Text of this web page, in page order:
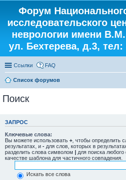
Форум
исследовательского
неврологии имени
ул. Бехтерева, д.3, тел:
Ссылки FAQ
Список форумов
Поиск
ЗАПРОС
Ключевые слова:
Вы можете использовать + , чтобы определить
результатах, и - для слов, которых в
разделить слова символом | для поиска
качестве шаблона для частичного совпадения.
Искать все слова